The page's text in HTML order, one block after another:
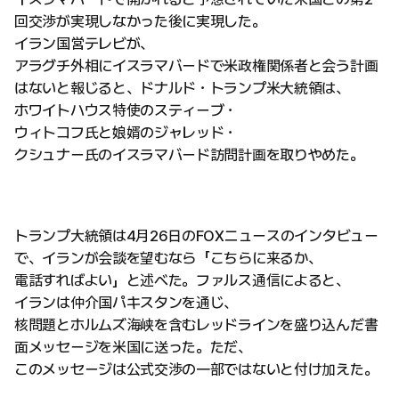
回交渉が実現しなかった後に実現した。
イラン国営テレビが、
アラグチ外相にイスラマバードで米政権関係者と会う計画
はないと報じると、ドナルド・トランプ米大統領は、
ホワイトハウス特使のスティーブ・
ウィトコフ氏と娘婿のジャレッド・
クシュナー氏のイスラマバード訪問計画を取りやめた。
トランプ大統領は4月26日のFOXニュースのインタビュー
で、イランが会談を望むなら「こちらに来るか、
電話すればよい」と述べた。ファルス通信によると、
イランは仲介国パキスタンを通じ、
核問題とホルムズ海峡を含むレッドラインを盛り込んだ書
面メッセージを米国に送った。ただ、
このメッセージは公式交渉の一部ではないと付け加えた。